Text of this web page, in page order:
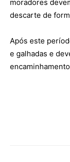
moradores
descarte de
Após este
e galhadas e